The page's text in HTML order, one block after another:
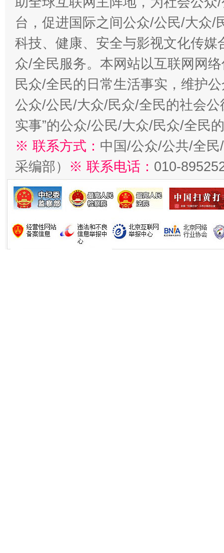
台，促进国际之间公众/公民/大众/
科技、健康、安全与影视文化传
众/全民服务。本网站以互联网网
民众/全民的日常生活事实，维护
公众/公民/大众/民众/全民的社会公
实事”的公众/公民/大众/民众/全民
※ 联系方式： 中国/公众/公共/全
采编部） ※ 联系电话： 010-